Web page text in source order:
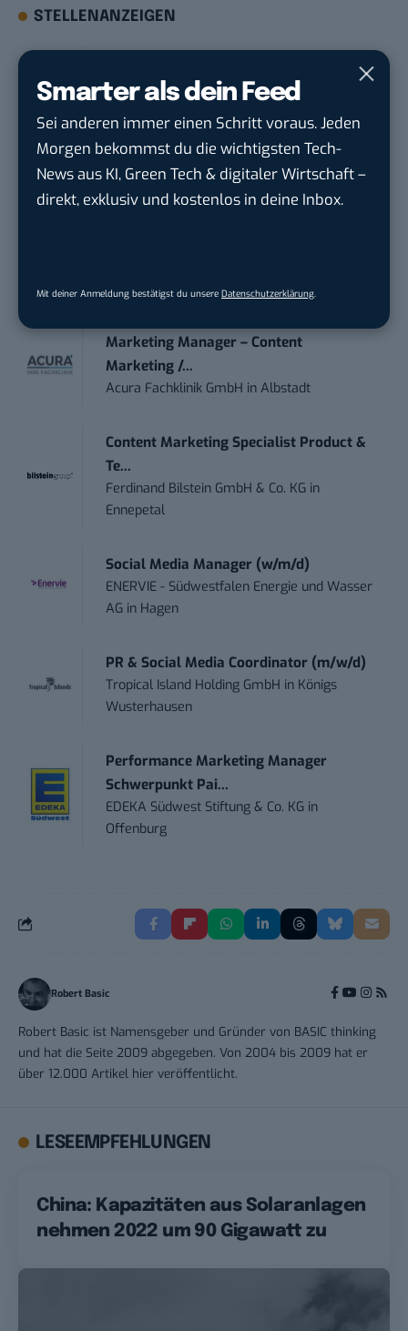
Smarter als dein Feed
Sei anderen immer einen Schritt voraus. Jeden
Morgen bekommst du die wichtigsten Tech-
News aus KI, Green Tech & digitaler Wirtschaft –
direkt, exklusiv und kostenlos in deine Inbox.
Mit deiner Anmeldung bestätigst du unsere Datenschutzerklärung.
STELLENANZEIGEN
moveUP Media GmbH inDüsseldorf
Anforderungs- und Projektmanager
touristische...
trendtours Holding GmbH
Instaffo GmbHinKarlsruhe
Marketing Manager – Content
Marketing /...
Acura Fachklinik GmbH inAlbstadt
Content Marketing Specialist Product &
Te...
Ferdinand Bilstein GmbH & Co. KG in
Ennepetal
Social Media Manager (w/m/d)
ENERVIE - Südwestfalen Energie und Wasser
AG in Hagen
PR & Social Media Coordinator (m/w/d)
Tropical Island Holding GmbH in Königs
Wusterhausen
Performance Marketing Manager
Schwerpunkt Pai...
EDEKA Südwest Stiftung & Co. KG in
Offenburg
Robert Basic
Robert Basic ist Namensgeber und Gründer von BASIC thinking
und hat die Seite 2009 abgegeben. Von 2004 bis 2009 hat er
über 12.000 Artikel hier veröffentlicht.
LESEEMPFEHLUNGEN
China: Kapazitäten aus Solaranlagen
nehmen 2022 um 90 Gigawatt zu